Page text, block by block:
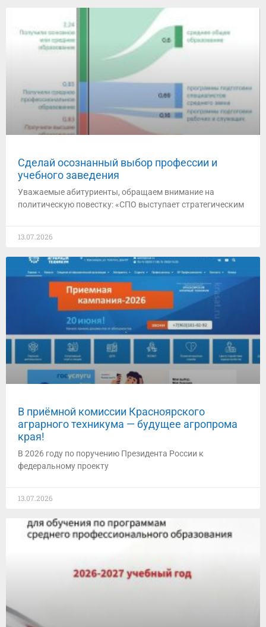
Сделай осознанный выбор профессии и
учебного заведения
Уважаемые абитуриенты, обращаем внимание на
политическую повестку: «СПО выступает стратегическим
13.07.2026
В приёмной комиссии Красноярского
аграрного техникума — будущее агропрома
края!
В 2026 году по поручению Президента России к
федеральному проекту
13.07.2026